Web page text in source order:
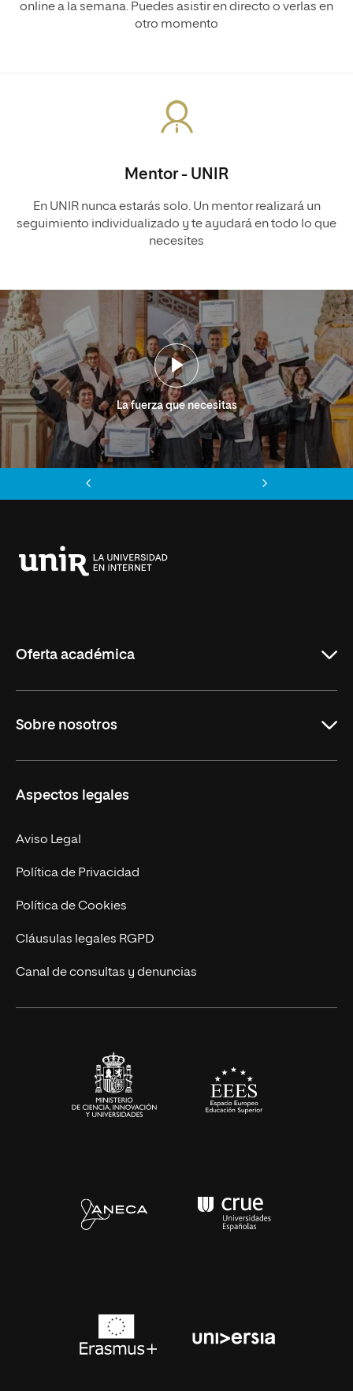
online a la semana. Puedes asistir en directo o verlas en
otro momento
Mentor - UNIR
En UNIR nunca estarás solo. Un mentor realizará un
seguimiento individualizado y te ayudará en todo lo que
necesites
La fuerza que necesitas
Oferta académica
Másteres Oficiales
Doctorados
Experto Universitario
Postgrados
Cursos Universitarios
Sobre nosotros
Facultades
Nuestro Equipo
Trabaja en UNIR
Actualidad
UNIR Revista
Eventos
Aspectos legales
Aviso Legal
Política de Privacidad
Política de Cookies
Cláusulas legales RGPD
Canal de consultas y denuncias